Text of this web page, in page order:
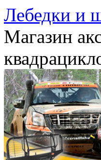
Лебедки и
Магазин